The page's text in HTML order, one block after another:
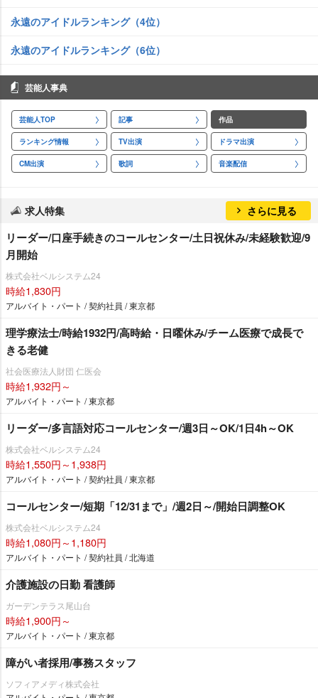
永遠のアイドルランキング（4位）
永遠のアイドルランキング（6位）
芸能人事典
芸能人TOP 記事 作品
ランキング情報 TV出演 ドラマ出演
CM出演 歌詞 音楽配信
求人特集 さらに見る
リーダー/口座手続きのコールセンター/土日祝休み/未経験歓迎/9
月開始
株式会社ベルシステム24
時給1,830円
アルバイト・パート / 契約社員 / 東京都
理学療法士/時給1932円/高時給・日曜休み/チーム医療で成長で
きる老健
社会医療法人財団 仁医会
時給1,932円～
アルバイト・パート / 東京都
リーダー/多言語対応コールセンター/週3日～OK/1日4h～OK
株式会社ベルシステム24
時給1,550円～1,938円
アルバイト・パート / 契約社員 / 東京都
コールセンター/短期「12/31まで」/週2日～/開始日調整OK
株式会社ベルシステム24
時給1,080円～1,180円
アルバイト・パート / 契約社員 / 北海道
介護施設の日勤 看護師
ガーデンテラス尾山台
時給1,900円～
アルバイト・パート / 東京都
障がい者採用/事務スタッフ
ソフィアメディ株式会社